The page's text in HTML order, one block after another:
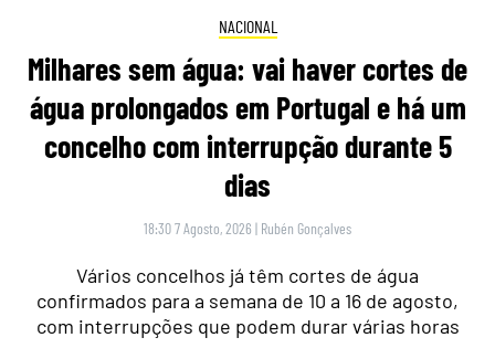
NACIONAL
Milhares sem água: vai haver cortes de
água prolongados em Portugal e há um
concelho com interrupção durante 5
dias
18:30 7 Agosto, 2026 | Rubén Gonçalves
Vários concelhos já têm cortes de água
confirmados para a semana de 10 a 16 de agosto,
com interrupções que podem durar várias horas